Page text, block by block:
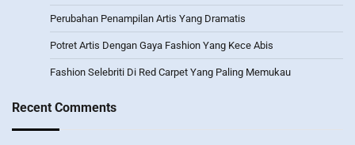
Perubahan Penampilan Artis Yang Dramatis
Potret Artis Dengan Gaya Fashion Yang Kece Abis
Fashion Selebriti Di Red Carpet Yang Paling Memukau
Recent Comments